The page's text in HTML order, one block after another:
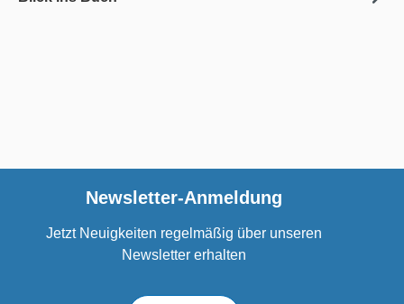
Newsletter-Anmeldung
Jetzt Neuigkeiten regelmäßig über unseren
Newsletter erhalten